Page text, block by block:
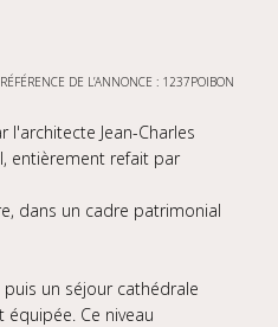
RÉFÉRENCE DE L’ANNONCE : 1237POIBON
Jean-Charles
entièrement refait par
dans un cadre patrimonial
un séjour cathédrale
Ce niveau